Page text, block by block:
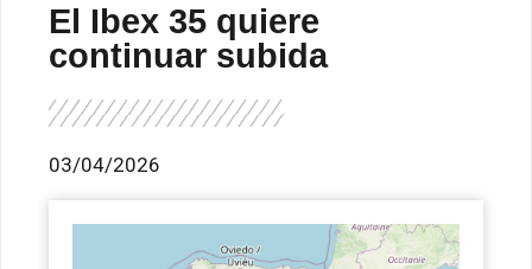
El Ibex 35 quiere
continuar subida
03/04/2026